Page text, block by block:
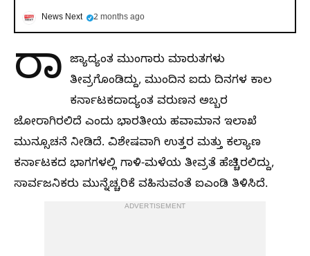
News Next 2 months ago
ರಾ ಜ್ಯಾದ್ಯಂತ ಮುಂಗಾರು ಮಾರುತಗಳು
ತೀವ್ರಗೊಂಡಿದ್ದು, ಮುಂದಿನ ಐದು ದಿನಗಳ ಕಾಲ
ಕರ್ನಾಟಕದಾದ್ಯಂತ ವರುಣನ ಅಬ್ಬರ
ಜೋರಾಗಿರಲಿದೆ ಎಂದು ಭಾರತೀಯ ಹವಾಮಾನ ಇಲಾಖೆ
ಮುನ್ಸೂಚನೆ ನೀಡಿದೆ. ವಿಶೇಷವಾಗಿ ಉತ್ತರ ಮತ್ತು ಕಲ್ಯಾಣ
ಕರ್ನಾಟಕದ ಭಾಗಗಳಲ್ಲಿ ಗಾಳಿ-ಮಳೆಯ ತೀವ್ರತೆ ಹೆಚ್ಚಿರಲಿದ್ದು,
ಸಾರ್ವಜನಿಕರು ಮುನ್ನೆಚ್ಚರಿಕೆ ವಹಿಸುವಂತೆ ಐಎಂಡಿ ತಿಳಿಸಿದೆ.
ADVERTISEMENT